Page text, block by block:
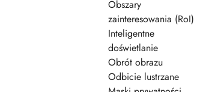
Obszary
zainteresowania (RoI)
Inteligentne
doświetlanie
Obrót obrazu
Odbicie lustrzane